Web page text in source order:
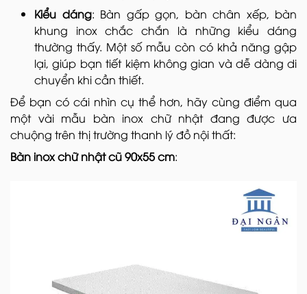
Kiểu dáng: Bàn gấp gọn, bàn chân xếp, bàn
khung inox chắc chắn là những kiểu dáng
thường thấy. Một số mẫu còn có khả năng gập
lại, giúp bạn tiết kiệm không gian và dễ dàng di
chuyển khi cần thiết.
Để bạn có cái nhìn cụ thể hơn, hãy cùng điểm qua
một vài mẫu bàn inox chữ nhật đang được ưa
chuộng trên thị trường thanh lý đồ nội thất:
Bàn inox chữ nhật cũ 90x55 cm: